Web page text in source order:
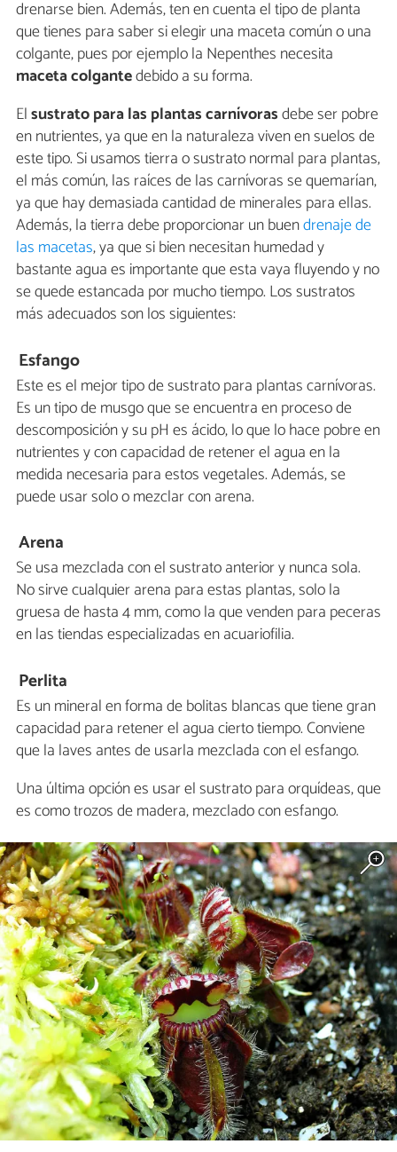
drenarse bien. Además, ten en cuenta el tipo de planta
que tienes para saber si elegir una maceta común o una
colgante, pues por ejemplo la Nepenthes necesita
maceta colgantedebido a su forma.
Elsustrato para las plantas carnívorasdebe ser pobre
en nutrientes, ya que en la naturaleza viven en suelos de
este tipo. Si usamos tierra o sustrato normal para plantas,
el más común, las raíces de las carnívoras se quemarían,
ya que hay demasiada cantidad de minerales para ellas.
Además, la tierra debe proporcionar un buendrenaje de
las macetas, ya que si bien necesitan humedad y
bastante agua es importante que esta vaya fluyendo y no
se quede estancada por mucho tiempo. Los sustratos
más adecuados son los siguientes:
Esfango
Este es el mejor tipo de sustrato para plantas carnívoras.
Es un tipo de musgo que se encuentra en proceso de
descomposición y su pH es ácido, lo que lo hace pobre en
nutrientes y con capacidad de retener el agua en la
medida necesaria para estos vegetales. Además, se
puede usar solo o mezclar con arena.
Arena
Se usa mezclada con el sustrato anterior y nunca sola.
No sirve cualquier arena para estas plantas, solo la
gruesa de hasta 4 mm, como la que venden para peceras
en las tiendas especializadas en acuariofilia.
Perlita
Es un mineral en forma de bolitas blancas que tiene gran
capacidad para retener el agua cierto tiempo. Conviene
que la laves antes de usarla mezclada con el esfango.
Una última opción es usar el sustrato para orquídeas, que
es como trozos de madera, mezclado con esfango.